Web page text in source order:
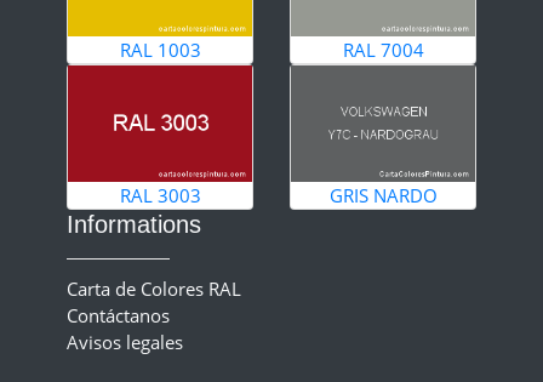
RAL 1003 RAL 7004
RAL 3003 GRIS NARDO
Informations
Carta de Colores RAL
Contáctanos
Avisos legales